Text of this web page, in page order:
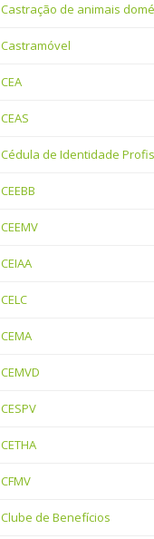
Castração de animais
Castramóvel
CEA
CEAS
Cédula de Identidade
CEEBB
CEEMV
CEIAA
CELC
CEMA
CEMVD
CESPV
CETHA
CFMV
Clube de Benefícios